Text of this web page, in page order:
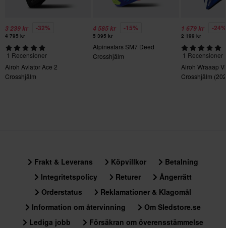
Certifieringsstandard
3 239 kr -32%
4 795 kr
1 Recensioner
Airoh Aviator Ace 2
Crosshjälm
4 585 kr -15%
5 395 kr
Alpinestars SM7 Deed
Crosshjälm
1 679 kr -24%
2 199 kr
1 Recensioner
Airoh Wraaap
Crosshjälm
Frakt & Leverans Köpvillkor
Betalning
Integritetspolicy
Returer
Ångerrätt
Orderstatus
Reklamationer & Klagomål
Information om återvinning
Om Sledstore.se
Lediga jobb
Försäkran om överensstämmelse